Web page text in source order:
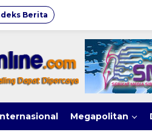
Berita
Megapolitan